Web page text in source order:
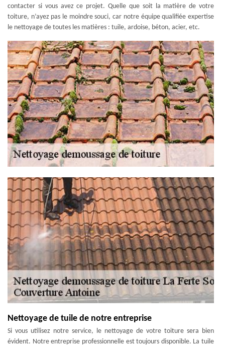
contacter si vous avez ce projet. Quelle que soit la matière de votre
toiture, n’ayez pas le moindre souci, car notre équipe qualifiée expertise
le nettoyage de toutes les matières : tuile, ardoise, béton, acier, etc.
Nettoyage de tuile de notre entreprise
Si vous utilisez notre service, le nettoyage de votre toiture sera bien
évident. Notre entreprise professionnelle est toujours disponible. La tuile